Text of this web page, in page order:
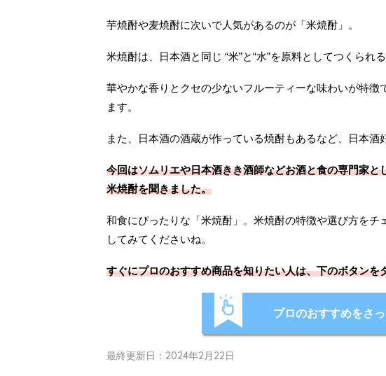
芋焼酎や麦焼酎に次いで人気があるのが「米焼酎」。
米焼酎は、日本酒と同じ “米”と“水”を原料としてつくられる
華やかな香りとクセの少ないフルーティーな味わいが特
ます。
また、日本酒の酒蔵が作っている焼酎もあるなど、日本酒
今回はソムリエや日本酒きき酒師などお酒と食の専門家
米焼酎を聞きました。
和食にぴったりな「米焼酎」。米焼酎の特徴や選び方を
してみてくださいね。
すぐにプロのおすすめ商品を知りたい人は、下のボタンを
プロのおすすめをさ
最終更新日：2024年2月22日